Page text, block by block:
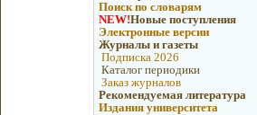
Поиск по словарям
NEW!Новые поступления
Электронные версии
Журналы и газеты
Подписка 2026
Каталог периодики
Заказ журналов
Рекомендуемая литература
Издания университета